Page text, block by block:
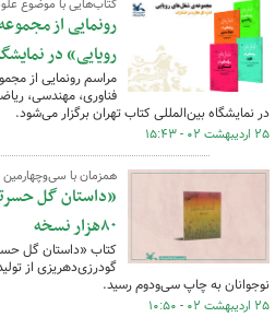
کتاب‌هایی با موضوع
رونمایی از
رویایی» در
مراسم رونمایی از
در نمایشگاه بین‌المللی کتاب تهران برگزار می‌شود.
۲۵ اردیبهشت ۰۲ - ۱۵:۴۳
همزمان با سی‌وچهارمین
«داستان گل
۸۰هزار نسخه
کتاب «داستان گل
گودرزی‌دهریزی از
نوجوانان به چاپ سی‌ودوم رسید.
۲۵ اردیبهشت ۰۲ - ۱۰:۵۰